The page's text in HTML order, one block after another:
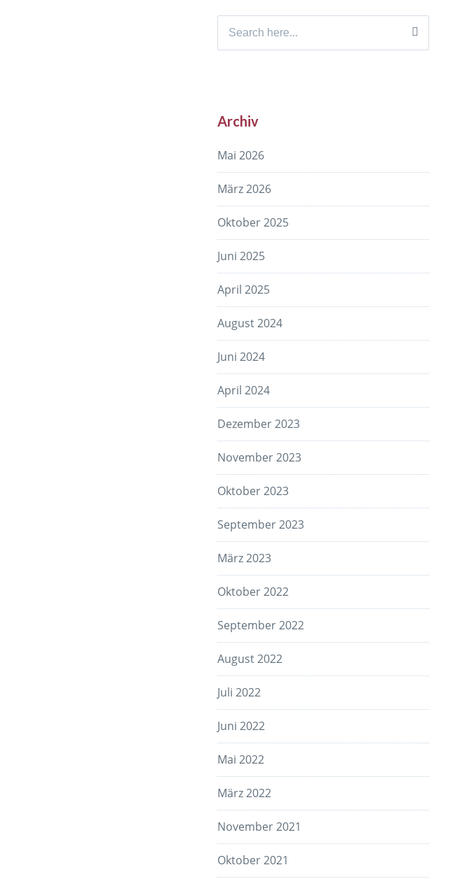
Search
Archiv
Mai 2026
März 2026
Oktober 2025
Juni 2025
April 2025
August 2024
Juni 2024
April 2024
Dezember 2023
November 2023
Oktober 2023
September 2023
März 2023
Oktober 2022
September 2022
August 2022
Juli 2022
Juni 2022
Mai 2022
März 2022
November 2021
Oktober 2021